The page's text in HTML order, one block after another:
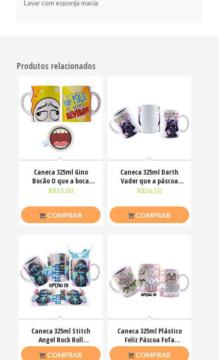
Lavar com esponja macia
Produtos relacionados
Caneca 325ml Gino
Bocão O que a boca
não fala, os olhos
R$32,00
COMPRAR
Caneca 325ml Darth
Vader que a páscoa
esteja com você
R$26,50
COMPRAR
Caneca 325ml Stitch
Angel Rock Roll
Motoclub Motoqueiro
COMPRAR
Caneca 325ml Plástico
Feliz Páscoa Fofa
Coelhinhos Mimos
COMPRAR